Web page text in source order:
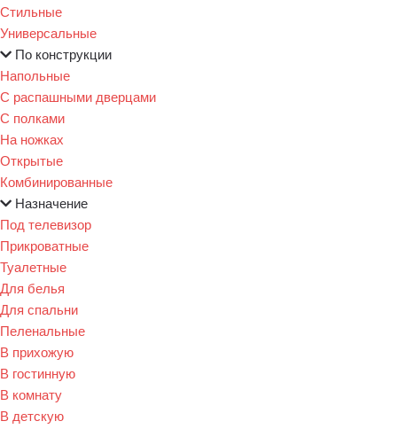
Стильные
Универсальные
По конструкции
Напольные
С распашными дверцами
С полками
На ножках
Открытые
Комбинированные
Назначение
Под телевизор
Прикроватные
Туалетные
Для белья
Для спальни
Пеленальные
В прихожую
В гостинную
В комнату
В детскую